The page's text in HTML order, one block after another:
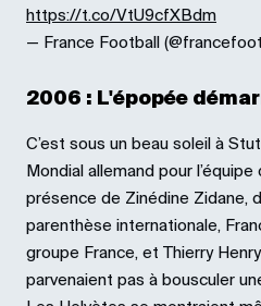
https://t.co/VtU9cfXBdm
— France Football
2006 : L'épopée
C’est sous un beau soleil à
Mondial allemand pour
présence de Zinédine Zidane,
parenthèse internationale,
groupe France, et Thierry
parvenaient pas à bousculer